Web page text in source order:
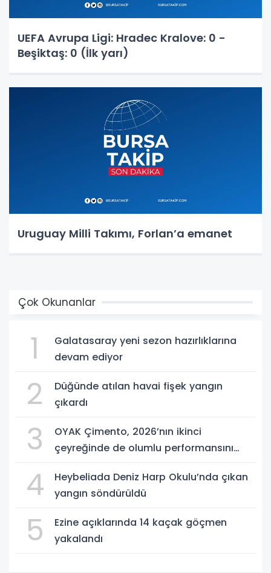
UEFA Avrupa Ligi: Hradec Kralove: 0 -
Beşiktaş: 0 (İlk yarı)
Uruguay Milli Takımı, Forlan’a emanet
Çok Okunanlar
1
Galatasaray yeni sezon hazırlıklarına
devam ediyor
2
Düğünde atılan havai fişek yangın
çıkardı
3
OYAK Çimento, 2026’nın ikinci
çeyreğinde de olumlu performansını
4
Heybeliada Deniz Harp Okulu’nda çıkan
yangın söndürüldü
5
Ezine açıklarında 14 kaçak göçmen
yakalandı